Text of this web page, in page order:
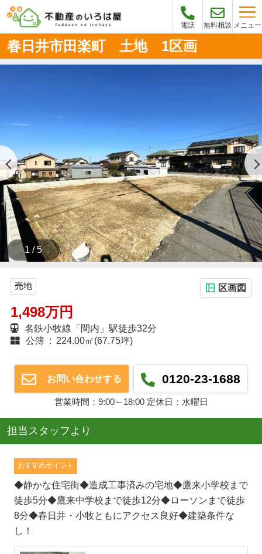
電話 無料相談 メニュー
春日井市田楽町 土地 1区画
1 / 5
売地 区画図
1,498万円
名鉄小牧線「間内」駅徒歩32分
公簿 : 224.00㎡(67.75坪)
お問い合わせする 0120-23-1688
営業時間：9:00～18:00 定休日：水曜日
担当スタッフより
おすすめポイント
◆静かな住宅街◆造成工事済みの宅地◆鷹来小学校まで
徒歩5分◆鷹来中学校まで徒歩12分◆ローソンまで徒歩
8分◆春日井・小牧ともにアクセス良好◆建築条件な
し！